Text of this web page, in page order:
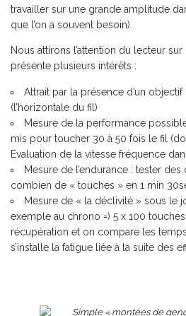
travailler sur une grande amplitude
que l’on a souvent besoin).
Nous attirons l’attention du lecteur sur
présente plusieurs intérêts :
Attrait par la présence d’un
(l’horizontale du fil)
Mesure de la performance
mis pour toucher 30 à 50 fois le fil
Evaluation de la vitesse fréquence
Mesure de l’endurance : tester des
combien de « touches » en 1 min
Mesure de « la déclivité » sous le
exemple au chrono =) 5 x 100
récupération et on compare les
s’installe la fatigue liée à la suite des